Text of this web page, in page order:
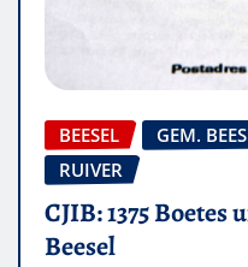
BEESEL GEM.
RUIVER
CJIB: 1375 Boetes
Beesel